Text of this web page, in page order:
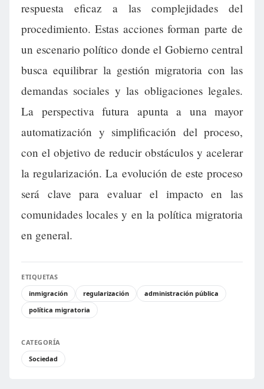
respuesta eficaz a las complejidades del
procedimiento. Estas acciones forman parte de
un escenario político donde el Gobierno central
busca equilibrar la gestión migratoria con las
demandas sociales y las obligaciones legales.
La perspectiva futura apunta a una mayor
automatización y simplificación del proceso,
con el objetivo de reducir obstáculos y acelerar
la regularización. La evolución de este proceso
será clave para evaluar el impacto en las
comunidades locales y en la política migratoria
en general.
ETIQUETAS
inmigración
regularización
administración pública
política migratoria
CATEGORÍA
Sociedad